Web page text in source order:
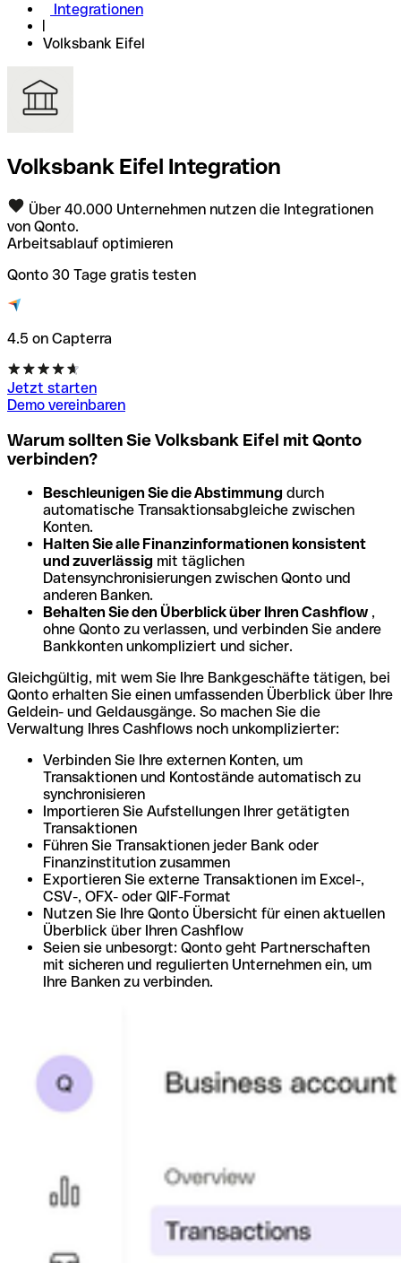
Integrationen
Volksbank Eifel
Volksbank Eifel Integration
Über 40.000 Unternehmen nutzen die Integrationen
von Qonto.
Arbeitsablauf optimieren
Qonto 30 Tage gratis testen
4.5 on Capterra
Jetzt starten
Demo vereinbaren
Warum sollten Sie Volksbank Eifel mit Qonto
verbinden?
Beschleunigen Sie die Abstimmung durch
automatische Transaktionsabgleiche zwischen
Konten.
Halten Sie alle Finanzinformationen konsistent
und zuverlässig mit täglichen
Datensynchronisierungen zwischen Qonto und
anderen Banken.
Behalten Sie den Überblick über Ihren Cashflow ,
ohne Qonto zu verlassen, und verbinden Sie andere
Bankkonten unkompliziert und sicher.
Gleichgültig, mit wem Sie Ihre Bankgeschäfte tätigen, bei
Qonto erhalten Sie einen umfassenden Überblick über Ihre
Geldein- und Geldausgänge. So machen Sie die
Verwaltung Ihres Cashflows noch unkomplizierter:
Verbinden Sie Ihre externen Konten, um
Transaktionen und Kontostände automatisch zu
synchronisieren
Importieren Sie Aufstellungen Ihrer getätigten
Transaktionen
Führen Sie Transaktionen jeder Bank oder
Finanzinstitution zusammen
Exportieren Sie externe Transaktionen im Excel-,
CSV-, OFX- oder QIF-Format
Nutzen Sie Ihre Qonto Übersicht für einen aktuellen
Überblick über Ihren Cashflow
Seien sie unbesorgt: Qonto geht Partnerschaften
mit sicheren und regulierten Unternehmen ein, um
Ihre Banken zu verbinden.